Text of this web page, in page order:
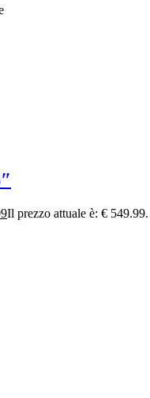
Il prezzo attuale è: € 549.99.